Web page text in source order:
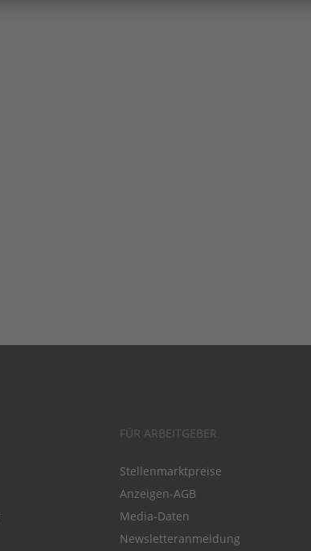
FÜR ARBEITGEBER
Stellenmarktpreise
Anzeigen-AGB
Media-Daten
Newsletteranmeldung